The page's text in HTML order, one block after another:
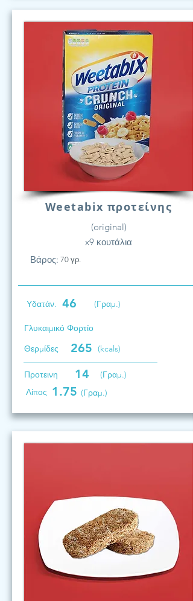
Weetabix προτείνης
(original)
x9 κουτάλια
Βάρος: 70 γρ.
Υδατάν. 46 (Γραμ.)
Γλυκαιμικό Φορτίο
Θερμίδες
265 (kcals)
Προτεινη 14
(Γραμ.)
Λίπος 1.75 (Γραμ.)